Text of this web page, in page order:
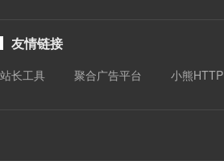
友情链接
站长工具 聚合广告平台 小熊HTTP